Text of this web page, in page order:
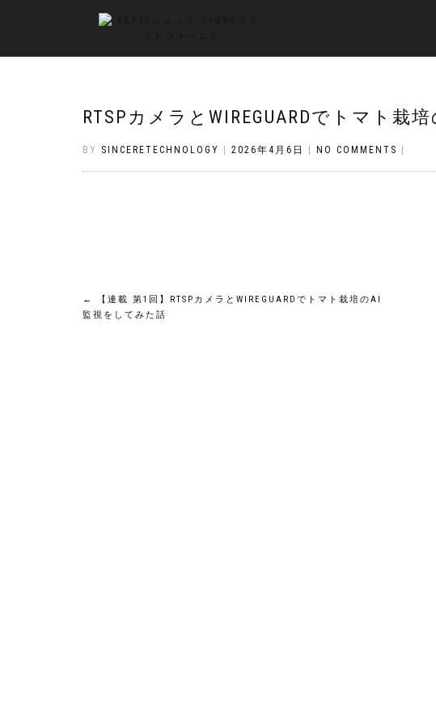
RTSPカメラとWIREGUARDでトマト栽
BY SINCERETECHNOLOGY 2026年4月6日 NO COMMENTS
投
←
【連載 第1回】RTSPカメラとWIREGUARDでトマト栽培のAI
監視をしてみた話